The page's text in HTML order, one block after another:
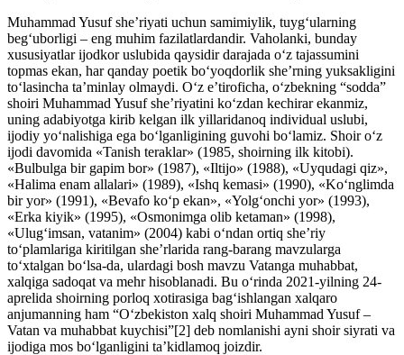
Muhammad Yusuf she’riyati uchun samimiylik, tuyg‘ularning
beg‘uborligi – eng muhim fazilatlardandir. Vaholanki, bunday
xususiyatlar ijodkor uslubida qaysidir darajada o‘z tajassumini
topmas ekan, har qanday poetik bo‘yoqdorlik she’rning yuksakligini
to‘lasincha ta’minlay olmaydi. O‘z e’tiroficha, o‘zbekning “sodda”
shoiri Muhammad Yusuf she’riyatini ko‘zdan kechirar ekanmiz,
uning adabiyotga kirib kelgan ilk yillaridanoq individual uslubi,
ijodiy yo‘nalishiga ega bo‘lganligining guvohi bo‘lamiz. Shoir o‘z
ijodi davomida «Tanish teraklar» (1985, shoirning ilk kitobi).
«Bulbulga bir gapim bor» (1987), «Iltijo» (1988), «Uyqudagi qiz»,
«Halima enam allalari» (1989), «Ishq kemasi» (1990), «Ko‘nglimda
bir yor» (1991), «Bevafo ko‘p ekan», «Yolg‘onchi yor» (1993),
«Erka kiyik» (1995), «Osmonimga olib ketaman» (1998),
«Ulug‘imsan, vatanim» (2004) kabi o‘ndan ortiq she’riy
to‘plamlariga kiritilgan she’rlarida rang-barang mavzularga
to‘xtalgan bo‘lsa-da, ulardagi bosh mavzu Vatanga muhabbat,
xalqiga sadoqat va mehr hisoblanadi. Bu o‘rinda 2021-yilning 24-
aprelida shoirning porloq xotirasiga bag‘ishlangan xalqaro
anjumanning ham “O‘zbekiston xalq shoiri Muhammad Yusuf –
Vatan va muhabbat kuychisi”[2] deb nomlanishi ayni shoir siyrati va
ijodiga mos bo‘lganligini ta’kidlamoq joizdir.